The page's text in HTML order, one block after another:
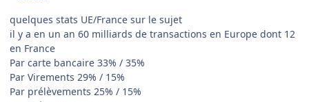
quelques stats UE/France sur le sujet
il y a en un an 60 milliards de transactions en Europe dont 12
en France
Par carte bancaire 33% / 35%
Par Virements 29% / 15%
Par prélèvements 25% / 15%